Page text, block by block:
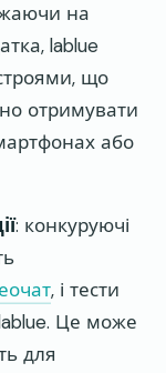
на
lablue
що
отримувати
або
: конкуруючі
, і тести
lablue. Це може
для